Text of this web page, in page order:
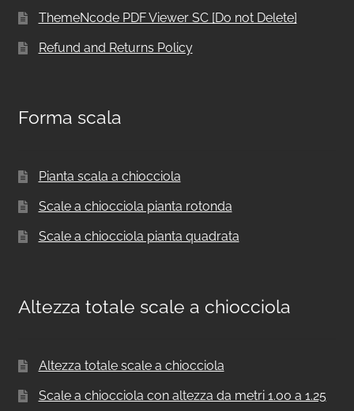
ThemeNcode PDF Viewer SC [Do not Delete]
Refund and Returns Policy
Forma scala
Pianta scala a chiocciola
Scale a chiocciola pianta rotonda
Scale a chiocciola pianta quadrata
Altezza totale scale a chiocciola
Altezza totale scale a chiocciola
Scale a chiocciola con altezza da metri 1.00 a 1.25